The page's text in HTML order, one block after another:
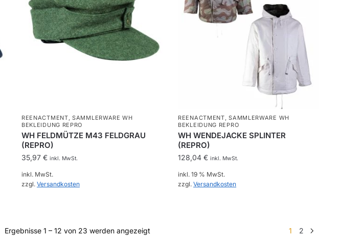
REENACTMENT ,SAMMLERWARE WH
BEKLEIDUNG REPRO
WH FELDMÜTZE M43 FELDGRAU
(REPRO)
35,97 € inkl. MwSt.
inkl. MwSt.
zzgl. Versandkosten
weist
REENACTMENT ,SAMMLERWARE WH
BEKLEIDUNG REPRO
WH WENDEJACKE SPLINTER
(REPRO)
128,04€ inkl. MwSt.
inkl. 19 % MwSt.
zzgl.Versandkosten
Ergebnisse 1 – 12 von 23 werden angezeigtNach
1 2